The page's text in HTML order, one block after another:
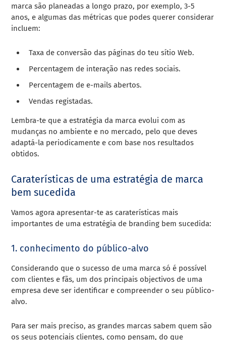
marca são planeadas a longo prazo, por exemplo, 3-5
anos, e algumas das métricas que podes querer considerar
incluem:
Taxa de conversão das páginas do teu sítio Web.
Percentagem de interação nas redes sociais.
Percentagem de e-mails abertos.
Vendas registadas.
Lembra-te que a estratégia da marca evolui com as
mudanças no ambiente e no mercado, pelo que deves
adaptá-la periodicamente e com base nos resultados
obtidos.
Caraterísticas de uma estratégia de marca
bem sucedida
Vamos agora apresentar-te as caraterísticas mais
importantes de uma estratégia de branding bem sucedida:
1. conhecimento do público-alvo
Considerando que o sucesso de uma marca só é possível
com clientes e fãs, um dos principais objectivos de uma
empresa deve ser identificar e compreender o seu público-
alvo.
Para ser mais preciso, as grandes marcas sabem quem são
os seus potenciais clientes, como pensam, do que